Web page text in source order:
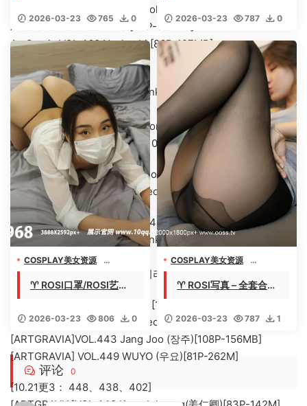
[ARTGRAVIA]VOL.465 LeeSeol [92P-199MB]
ArtGravia VOL.463 Mina [84P-154MB]
ArtGravia VOL.460 Nyahaahi [86P-127MB]
[11.2更1]
[ARTGRAVIA]VOL.457 Kang Inkyung강인경(姜仁卿)[90P-
129.43MB]
[ARTGRAVIA]VOL.456 Hyoyeon (김효연)[85P-114.37MB]
[ARTGRAVIA]VOL.455 Dami[104P-138.2M]
[ARTGRAVIA]VOL.454 Jang Joo (장주) [93P-151MB]
[ARTGRAVIA]VOL.453 Lee Seol (이설) [106P-164MB]
[11.1更8：423、411、355、344、333、322、309、297]
[ARTGRAVIA]VOL.452 Kang Inkyung강인경(姜仁卿) [109P-
123MB]
[ARTGRAVIA]VOL.451 Sira (시라)[100P-112M]
[ARTGRAVIA]VOL.450 Ateam [104P-139MB]
[ARTGRAVIA]VOL.445 Lee Seol (이설)[91P-193M]
[ARTGRAVIA]VOL.443 Jang Joo (장주)[108P-156MB]
[ARTGRAVIA] VOL.449 WUYO (우요)[81P-262M]
[10.21更3： 448、438、402]
视频【210.6G-2026.
3】 – 【丽人丝语】
2026-03-23 765 0
视频34期/花絮182期
【394G-2026.3】 –
【丽人丝语】
2026-03-23 787 0
COSPLAY美女资源
美女专辑套图视频
♈ ROSI口罩/ROSI艺学
套3154+252+53套【1
54.4G-2026.3】 –
【丽人丝语】
2026-03-23 806 0
COSPLAY美女资源
美女专辑套图视频
♈ ROSI写真 – 全套合集
-2026.3】 – 【丽人丝
2026-03-23 787 1
评论 0